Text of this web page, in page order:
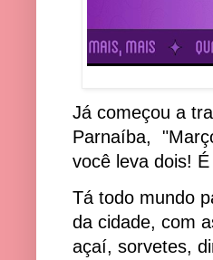
Já começou a
Parnaíba,
você leva dois!
Tá todo mundo
da cidade, com
açaí, sorvetes,